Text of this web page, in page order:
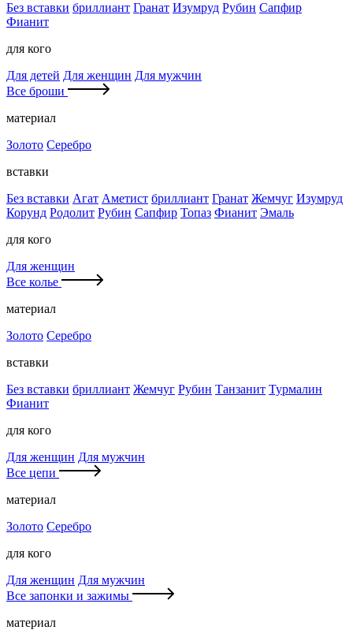
Без вставки бриллиант Гранат Изумруд Рубин Сапфир
Фианит
для кого
Для детей Для женщин Для мужчин
Все броши
материал
Золото Серебро
вставки
Без вставки Агат Аметист бриллиант Гранат Жемчуг Изумруд
Корунд Родолит Рубин Сапфир Топаз Фианит Эмаль
для кого
Для женщин
Все колье
материал
Золото Серебро
вставки
Без вставки бриллиант Жемчуг Рубин Танзанит Турмалин
Фианит
для кого
Для женщин Для мужчин
Все цепи
материал
Золото Серебро
для кого
Для женщин Для мужчин
Все запонки и зажимы
материал